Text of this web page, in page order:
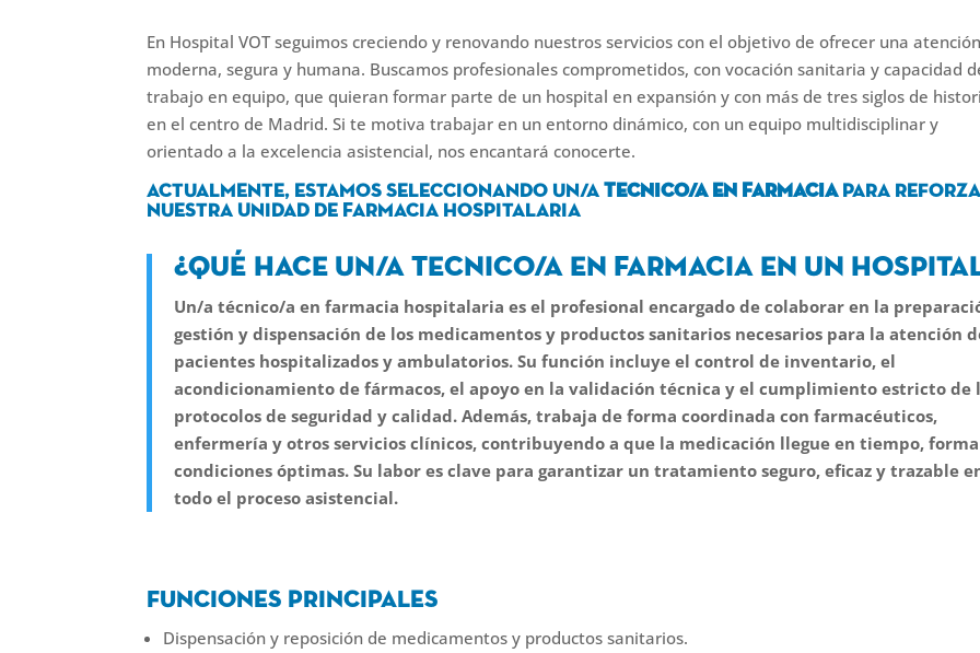
En Hospital VOT seguimos creciendo y renovando nuestros servicios con el objetivo de ofrecer una
moderna, segura y humana. Buscamos profesionales comprometidos, con vocación sanitaria y capacidad
trabajo en equipo, que quieran formar parte de un hospital en expansión y con más de tres siglos de
en el centro de Madrid. Si te motiva trabajar en un entorno dinámico, con un equipo multidisciplinar y
orientado a la excelencia asistencial, nos encantará conocerte.
Actualmente, estamos seleccionando un/aTecnico/a en Farmaciapara
nuestra Unidad de Farmacia Hospitalaria
¿Qu é hace un/a Tecnico/a en Farmacia en un
Un/a técnico/a en farmacia hospitalaria es el profesional encargado de colaborar en la
gestión y dispensación de los medicamentos y productos sanitarios necesarios para la atención
pacientes hospitalizados y ambulatorios.Su función incluye el control de inventario, el
acondicionamiento de fármacos, el apoyo en la validación técnica y el cumplimiento estricto de
protocolos de seguridad y calidad.Además, trabaja de forma coordinada con farmacéuticos,
enfermería y otros servicios clínicos, contribuyendo a que la medicación llegue en tiempo,
condiciones óptimas. Su labor es clave para garantizar un tratamiento seguro, eficaz y trazable
todo el proceso asistencial.
Funciones principales
Dispensación y reposición de medicamentos y productos sanitarios.